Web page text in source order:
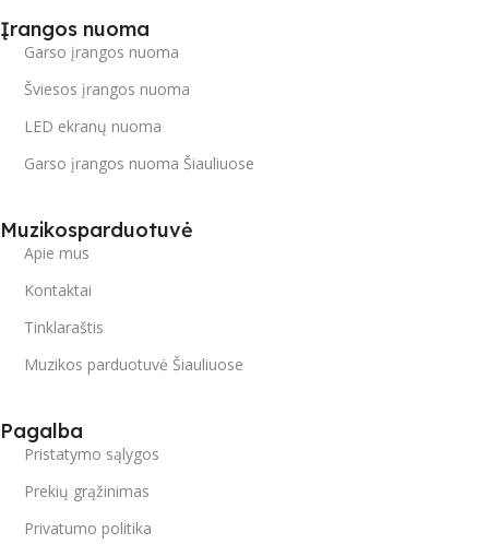
Įrangos nuoma
Garso įrangos nuoma
Šviesos įrangos nuoma
LED ekranų nuoma
Garso įrangos nuoma Šiauliuose
Muzikosparduotuvė
Apie mus
Kontaktai
Tinklaraštis
Muzikos parduotuvė Šiauliuose
Pagalba
Pristatymo sąlygos
Prekių grąžinimas
Privatumo politika